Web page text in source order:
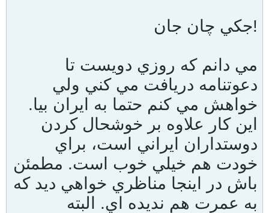
جكي چان جان!
مي دانم كه روزي دويست تا
دعوتنامه دريافت مي كني ولي
خواهش مي كنم حتما به ايران بيا.
اين كار علاوه بر خوشحال كردن
دوستداران ايراني است، براي
خودت هم خيلي خوب است. مطمئن
باش در اينجا مناظري خواهي ديد كه
به عمرت هم نديده اي. البته